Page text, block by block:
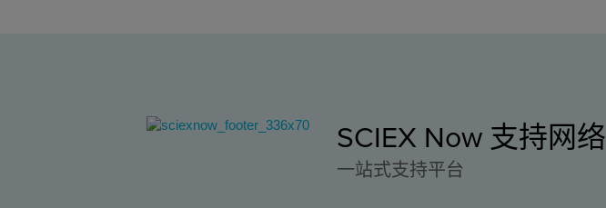
SCIEX Now 支持网络
一站式支持平台